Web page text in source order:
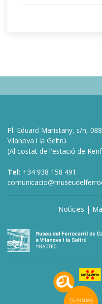
Pl. Eduard Maristany, s/n,
Vilanova i la Geltrú
(Al costat de l'estació de
Tel: +34 938 158 491
Notìcies |
deneme
bonusu